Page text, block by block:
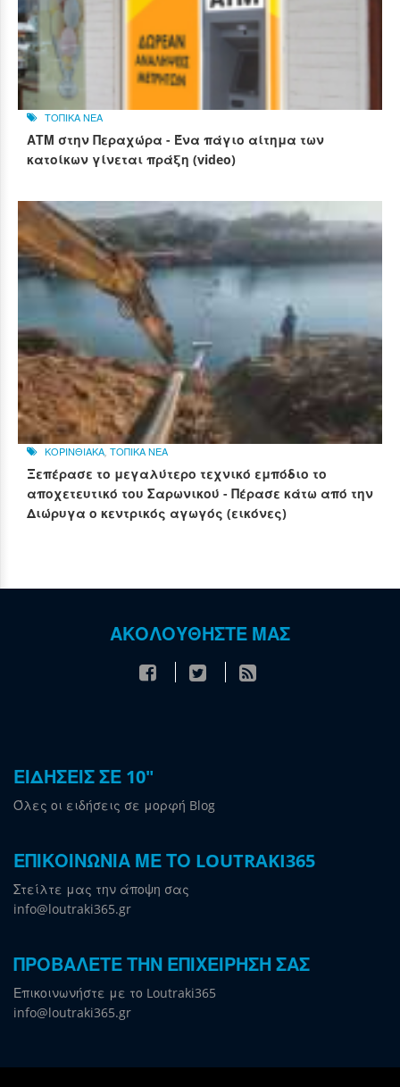
ΤΟΠΙΚΑ ΝΕΑ
ΑΤΜ στην Περαχώρα - Ένα πάγιο αίτημα των
κατοίκων γίνεται πράξη (video)
ΚΟΡΙΝΘΙΑΚΑ ΤΟΠΙΚΑ ΝΕΑ
Ξεπέρασε το μεγαλύτερο τεχνικό εμπόδιο το
αποχετευτικό του Σαρωνικού - Πέρασε κάτω από την
Διώρυγα ο κεντρικός αγωγός (εικόνες)
ΑΚΟΛΟΥΘΗΣΤΕ ΜΑΣ
ΕΙΔΗΣΕΙΣ ΣΕ 10"
Όλες οι ειδήσεις σε μορφή Blog
ΕΠΙΚΟΙΝΩΝΙΑ ΜΕ ΤΟ LOUTRAKI365
Στείλτε μας την άποψη σας
info@loutraki365.gr
ΠΡΟΒΑΛΕΤΕ ΤΗΝ ΕΠΙΧΕΙΡΗΣΗ ΣΑΣ
Επικοινωνήστε με το Loutraki365
info@loutraki365.gr